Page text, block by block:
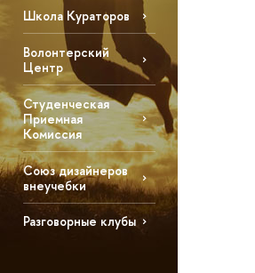
Школа Кураторов
Волонтерский
Центр
Студенческая
Приемная
Комиссия
Союз дизайнеров
внеучебки
Разговорные клубы